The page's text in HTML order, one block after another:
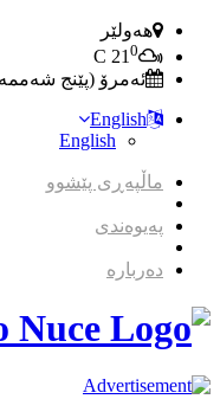
هەولێر
21 0
ئەمرۆ (پێنج شەممە 06 2026 Aug )
English
English
ماڵپەڕی پێشوو
پەیوەندی
دەربارە